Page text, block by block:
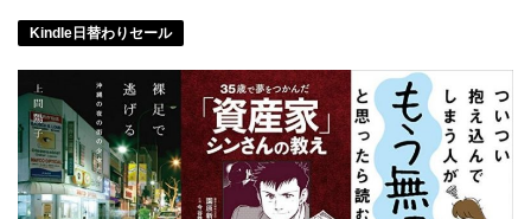
Kindle日替わりセール